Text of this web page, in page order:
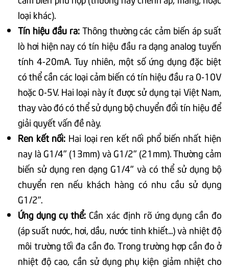
loại khác).
Tín hiệu đầu ra:Thông thường các cảm biến áp suất
lò hơi hiện nay có tín hiệu đầu ra dạng analog tuyến
tính 4-20mA. Tuy nhiên, một số ứng dụng đặc biệt
có thể cần các loại cảm biến có tín hiệu đầu ra 0-10V
hoặc 0-5V. Hai loại này ít được sử dụng tại Việt Nam,
thay vào đó có thể sử dụng bộ chuyển đổi tín hiệu để
giải quyết vấn đề này.
Ren kết nối: Hai loại ren kết nối phổ biến nhất hiện
nay là G1/4" (13mm) và G1/2" (21mm). Thường cảm
biến sử dụng ren dạng G1/4" và có thể sử dụng bộ
chuyển ren nếu khách hàng có nhu cầu sử dụng
G1/2".
Ứng dụng cụ thể:Cần xác định rõ ứng dụng cần đo
(áp suất nước, hơi, dầu, nước tinh khiết...) và nhiệt độ
môi trường tối đa cần đo. Trong trường hợp cần đo ở
nhiệt độ cao, cần sử dụng phụ kiện giảm nhiệt cho